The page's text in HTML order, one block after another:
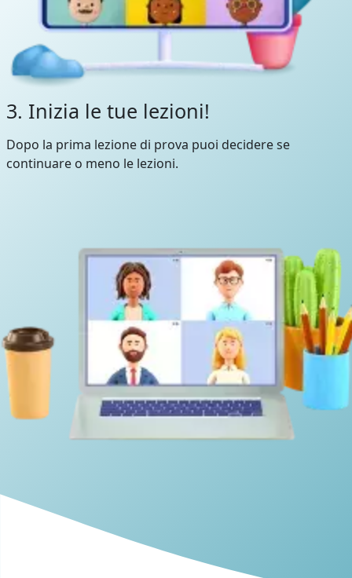
3. Inizia le tue lezioni!
Dopo la prima lezione di prova puoi decidere se
continuare o meno le lezioni.